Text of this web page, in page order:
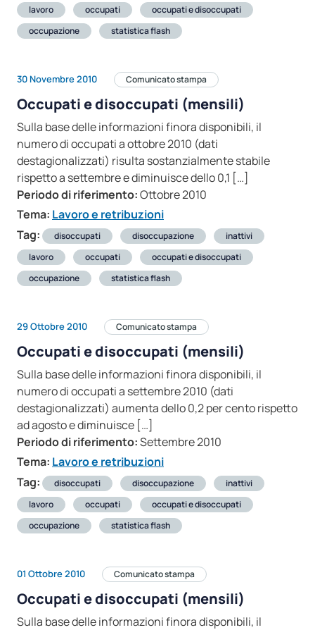
lavoro occupati
occupati e disoccupati
occupazione
statistica flash
30 Novembre 2010 Comunicato stampa
Occupati e disoccupati (mensili)
Sulla base delle informazioni finora disponibili, il
numero di occupati a ottobre 2010 (dati
destagionalizzati) risulta sostanzialmente stabile
rispetto a settembre e diminuisce dello 0,1 […]
Periodo di riferimento:Ottobre 2010
Tema: Lavoro e retribuzioni
Tag:
disoccupati disoccupazione
inattivi
lavoro
occupati
occupati e disoccupati
occupazione
statistica flash
29 Ottobre 2010 Comunicato stampa
Occupati e disoccupati (mensili)
Sulla base delle informazioni finora disponibili, il
numero di occupati a settembre 2010 (dati
destagionalizzati) aumenta dello 0,2 per cento rispetto
ad agosto e diminuisce […]
Periodo di riferimento:Settembre 2010
Tema: Lavoro e retribuzioni
Tag:
disoccupati disoccupazione
inattivi
lavoro
occupati
occupati e disoccupati
occupazione
statistica flash
01 Ottobre 2010 Comunicato stampa
Occupati e disoccupati (mensili)
Sulla base delle informazioni finora disponibili, il